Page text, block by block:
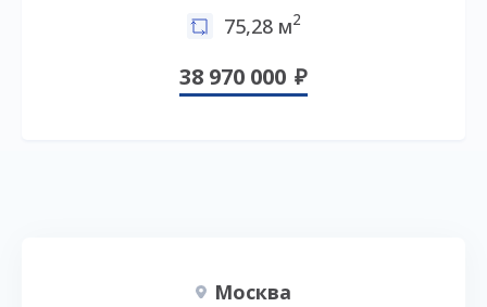
75,28 м2
38 970 000
Москва